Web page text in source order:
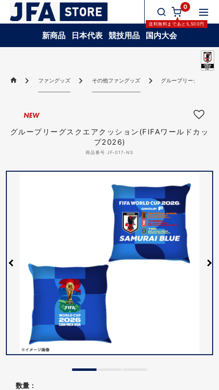
0
送料無料まであと 5,500円
新商品 日本代表 競技用品 国内大会
ファングッズ その他ファングッズ グループリーグスクエ
グループリーグスクエアクッション(FIFAワールドカッ
プ2026)
商品番号 JF-017-NS
NEW
数量 :